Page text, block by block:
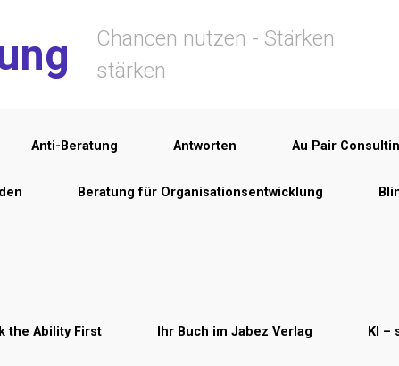
Chancen nutzen - Stärken
stärken
Anti-Beratung Antworten Au Pair
Beratung für Organisationsentwicklung
the Ability First Ihr Buch im Jabez Verlag KI –